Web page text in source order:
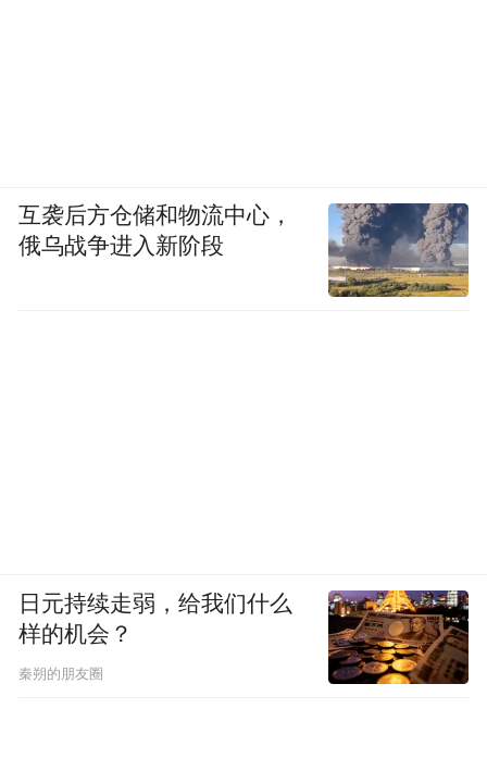
互袭后方仓储和物流中心，
俄乌战争进入新阶段
日元持续走弱，给我们什么
样的机会？
秦朔的朋友圈